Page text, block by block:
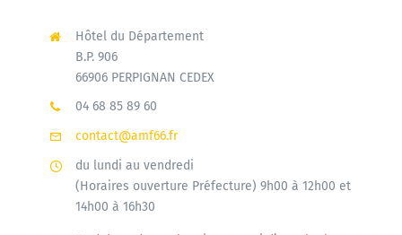
Hôtel du Département
B.P. 906
66906 PERPIGNAN CEDEX
04 68 85 89 60
contact@amf66.fr
du lundi au vendredi
(Horaires ouverture Préfecture) 9h00 à 12h00 et
14h00 à 16h30